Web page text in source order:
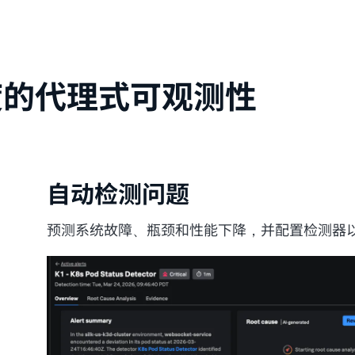
代理式可观测性
自动检测问题
预测系统故障、瓶颈和性能下降，并配置检测器